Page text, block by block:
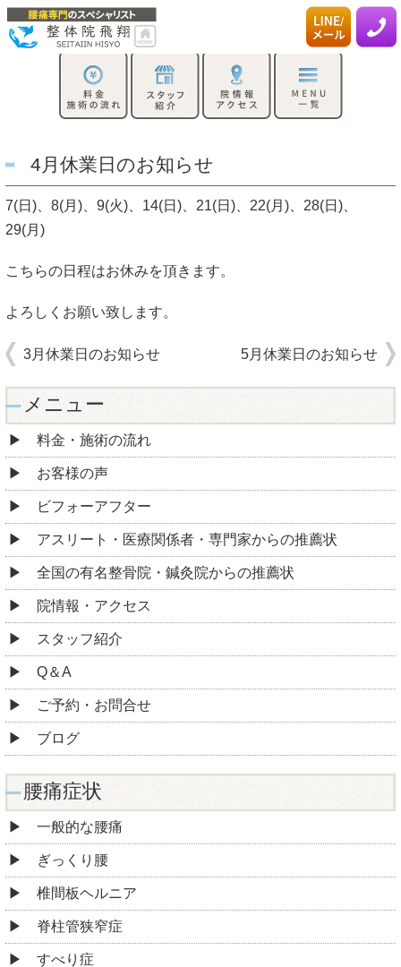
4月休業日のお知らせ
7(日)、8(月)、9(火)、14(日)、21(日)、22(月)、28(日)、
29(月)
こちらの日程はお休みを頂きます。
よろしくお願い致します。
3月休業日のお知らせ 5月休業日のお知らせ
メニュー
料金・施術の流れ
お客様の声
ビフォーアフター
アスリート・医療関係者・専門家からの推薦状
全国の有名整骨院・鍼灸院からの推薦状
院情報・アクセス
スタッフ紹介
Q＆A
ご予約・お問合せ
ブログ
腰痛症状
一般的な腰痛
ぎっくり腰
椎間板ヘルニア
脊柱管狭窄症
すべり症